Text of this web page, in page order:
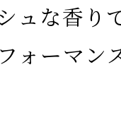
ュな香り
ォーマン